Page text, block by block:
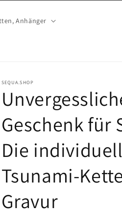
Anhänger
SEQUA.SHOP
Geschenk für
Die
Tsunami-
Gravur